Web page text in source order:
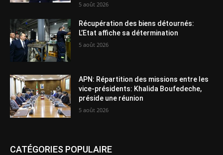
5 août 2026
Récupération des biens détournés:
L’Etat affiche sa détermination
5 août 2026
APN: Répartition des missions entre les
vice-présidents: Khalida Boufedeche,
préside une réunion
5 août 2026
CATÉGORIES POPULAIRE